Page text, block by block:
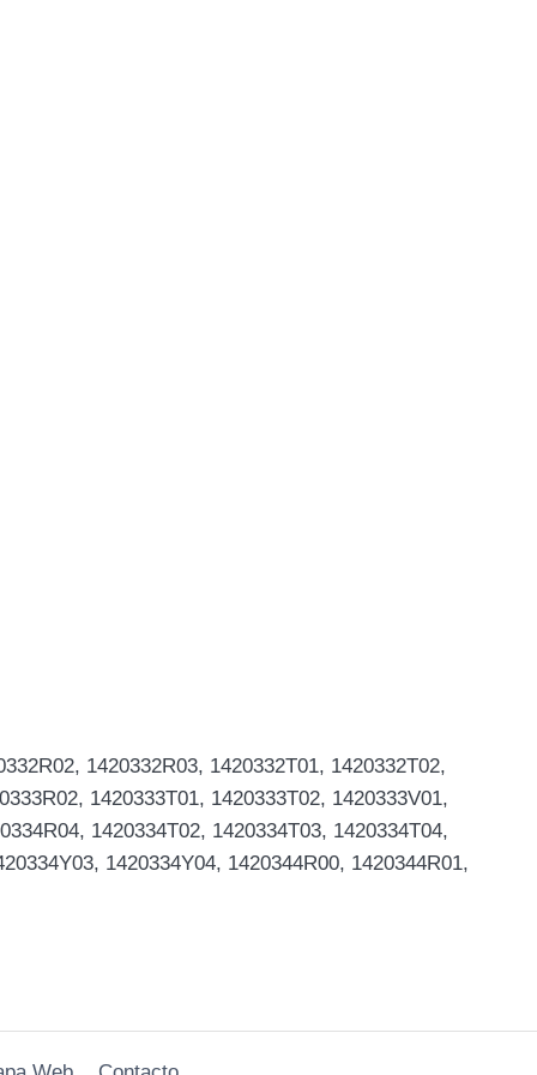
1420332R03, 1420332T01, 1420332T02,
1420333T01, 1420333T02, 1420333V01,
1420334T02, 1420334T03, 1420334T04,
1420334Y04, 1420344R00, 1420344R01,